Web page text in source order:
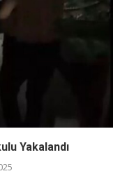
Yakalandı